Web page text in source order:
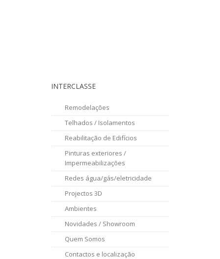
INTERCLASSE
Remodelações
Telhados / Isolamentos
Reabilitação de Edifícios
Pinturas exteriores /
Impermeabilizações
Redes água/gás/eletricidade
Projectos 3D
Ambientes
Novidades / Showroom
Quem Somos
Contactos e localização